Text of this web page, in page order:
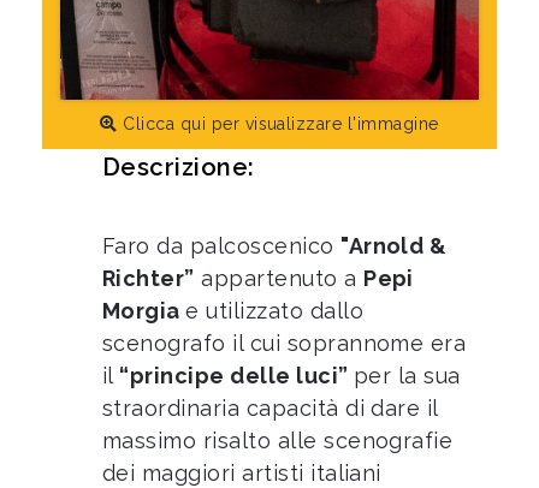
Clicca qui per visualizzare l'immagine
Descrizione:
Faro da palcoscenico "Arnold &
Richter” appartenuto a Pepi
Morgiae utilizzato dallo
scenografo il cui soprannome era
il “principe delle luci” per la sua
straordinaria capacità di dare il
massimo risalto alle scenografie
dei maggiori artisti italiani